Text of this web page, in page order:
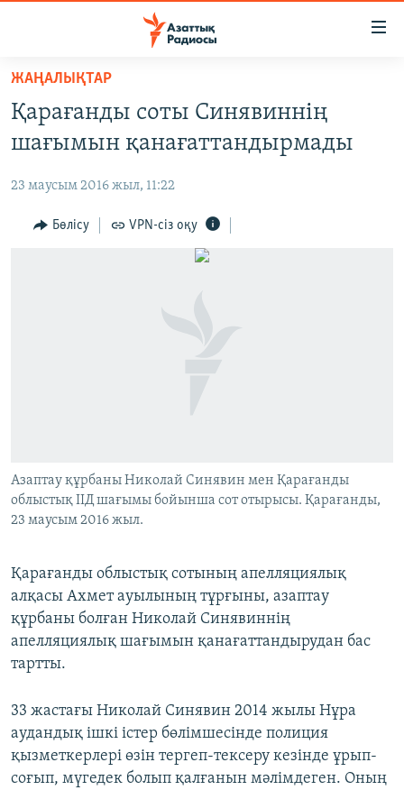
Skip
main
content
to
Navigation
САЯСАТ
ҚАҢТАР ОҚИҒАСЫ
АДАМ ҚҰҚЫҚТАРЫ
Басқа тілдерде
ЖАҢАЛЫҚТАР
Қарағанды соты Синявиннің
шағымын қанағаттандырмады
23 маусым 2016 жыл, 11:22
Бөлісу VPN-сіз оқу
Азаптау құрбаны Николай Синявин мен Қарағанды
облыстық ІІД шағымы бойынша сот отырысы. Қарағанды,
23 маусым 2016 жыл.
Қарағанды облыстық сотының апелляциялық
алқасы Ахмет ауылының тұрғыны, азаптау
құрбаны болған Николай Синявиннің
апелляциялық шағымын қанағаттандырудан бас
тартты.
33 жастағы Николай Синявин 2014 жылы Нұра
аудандық ішкі істер бөлімшесінде полиция
қызметкерлері өзін тергеп-тексеру кезінде ұрып-
соғып, мүгедек болып қалғанын мәлімдеген. Оның